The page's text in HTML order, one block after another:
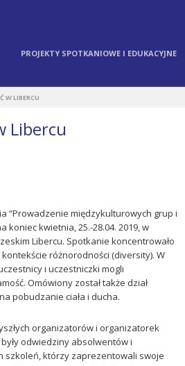
PROJEKTY SPOTKANIOWE I EDUKACYJNE
W LIBERCU
Libercu
“Prowadzenie międzykulturowych grup i
koniec kwietnia, 25.-28.04. 2019, w
Libercu. Spotkanie koncentrowało
różnorodności (diversity). W
i uczestniczki mogli
Omówiony został także dział
pobudzanie ciała i ducha.
organizatorów i organizatorek
odwiedziny absolwentów i
szkoleń, którzy zaprezentowali swoje